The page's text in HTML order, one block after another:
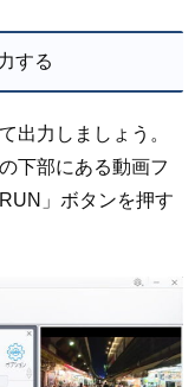
する
出力しましょう。
下部にある動画フ
」ボタンを押す